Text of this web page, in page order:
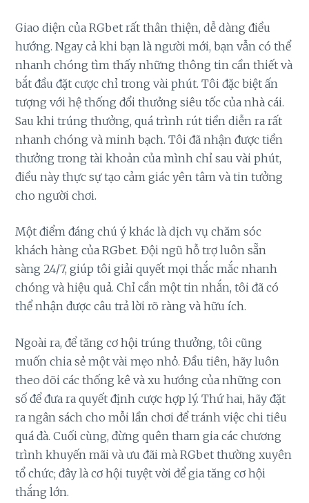
Giao diện của RGbet rất thân thiện, dễ dàng điều
hướng. Ngay cả khi bạn là người mới, bạn vẫn có thể
nhanh chóng tìm thấy những thông tin cần thiết và
bắt đầu đặt cược chỉ trong vài phút. Tôi đặc biệt ấn
tượng với hệ thống đổi thưởng siêu tốc của nhà cái.
Sau khi trúng thưởng, quá trình rút tiền diễn ra rất
nhanh chóng và minh bạch. Tôi đã nhận được tiền
thưởng trong tài khoản của mình chỉ sau vài phút,
điều này thực sự tạo cảm giác yên tâm và tin tưởng
cho người chơi.
Một điểm đáng chú ý khác là dịch vụ chăm sóc
khách hàng của RGbet. Đội ngũ hỗ trợ luôn sẵn
sàng 24/7, giúp tôi giải quyết mọi thắc mắc nhanh
chóng và hiệu quả. Chỉ cần một tin nhắn, tôi đã có
thể nhận được câu trả lời rõ ràng và hữu ích.
Ngoài ra, để tăng cơ hội trúng thưởng, tôi cũng
muốn chia sẻ một vài mẹo nhỏ. Đầu tiên, hãy luôn
theo dõi các thống kê và xu hướng của những con
số để đưa ra quyết định cược hợp lý. Thứ hai, hãy đặt
ra ngân sách cho mỗi lần chơi để tránh việc chi tiêu
quá đà. Cuối cùng, đừng quên tham gia các chương
trình khuyến mãi và ưu đãi mà RGbet thường xuyên
tổ chức; đây là cơ hội tuyệt vời để gia tăng cơ hội
thắng lớn.